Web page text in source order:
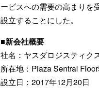
ービスへの需要の高まりを
設立することにした。
■新会社概要
社名：ヤスダロジスティク
所在地：Plaza Sentral
設立日：2017年12月20日